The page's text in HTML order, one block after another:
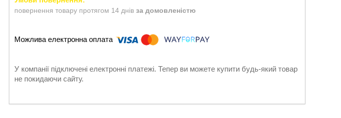
повернення товару протягом 14 днів за домовленістю
У компанії підключені електронні платежі. Тепер ви можете купити будь-який товар
не покидаючи сайту.